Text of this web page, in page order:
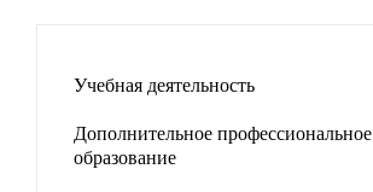
Учебная деятельность
Дополнительное профессиональное
образование